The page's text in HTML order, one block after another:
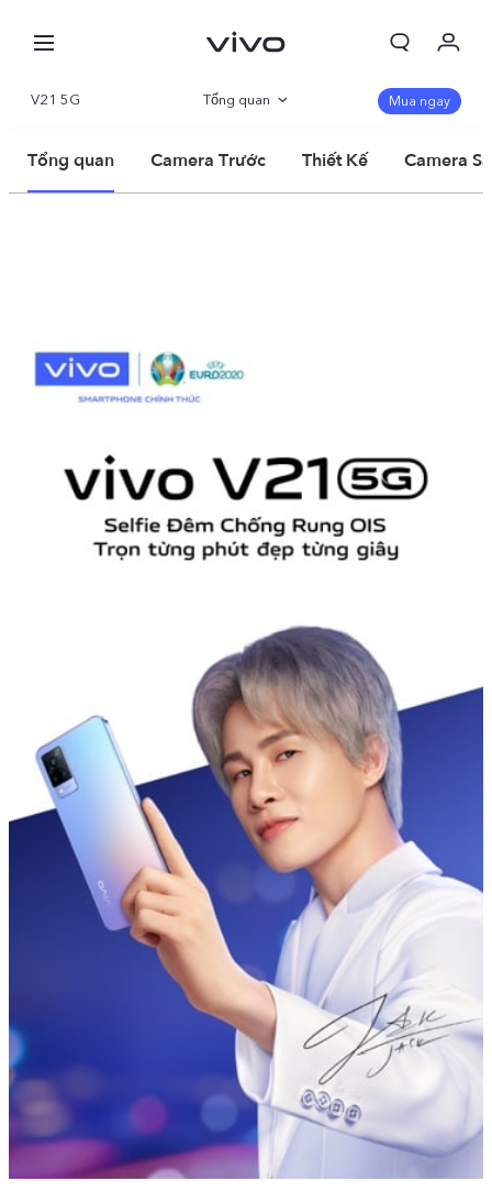
V21 5G Tổng quan
Thông số
Mua ngay
Tổng quan Camera Trước Thiết Kế Camera